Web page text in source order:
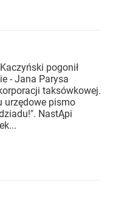
pogonił
- Jana Parysa
taksówkowej.
urzędowe pismo
NastĄpi